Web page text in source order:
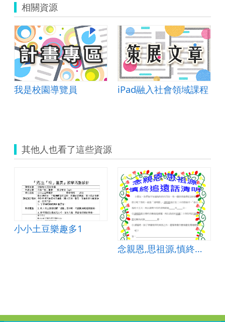
相關資源
我是校園導覽員 iPad融入社會領域課程
其他人也看了這些資源
小小土豆樂趣多1
念親恩,思祖源,慎終追遠話清明